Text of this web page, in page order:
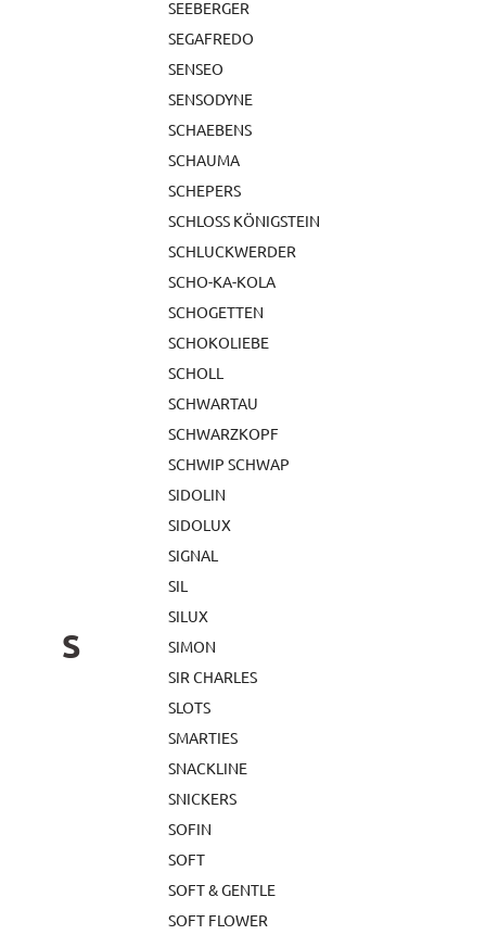
S
SEEBERGER
SEGAFREDO
SENSEO
SENSODYNE
SCHAEBENS
SCHAUMA
SCHEPERS
SCHLOSS KÖNIGSTEIN
SCHLUCKWERDER
SCHO-KA-KOLA
SCHOGETTEN
SCHOKOLIEBE
SCHOLL
SCHWARTAU
SCHWARZKOPF
SCHWIP SCHWAP
SIDOLIN
SIDOLUX
SIGNAL
SIL
SILUX
SIMON
SIR CHARLES
SLOTS
SMARTIES
SNACKLINE
SNICKERS
SOFIN
SOFT
SOFT & GENTLE
SOFT FLOWER